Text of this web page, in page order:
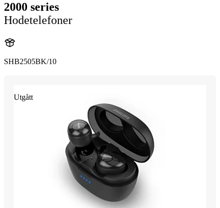
2000 series
Hodetelefoner
SHB2505BK/10
Utgått